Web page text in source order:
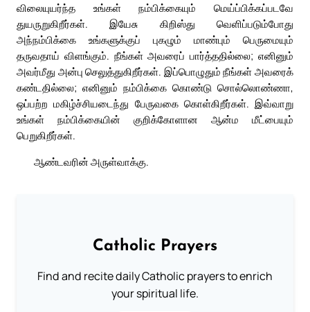
விலையுயர்ந்த உங்கள் நம்பிக்கையும் மெய்ப்பிக்கப்படவே
துயருறுகிறீர்கள். இயேசு கிறிஸ்து வெளிப்படும்போது
அந்நம்பிக்கை உங்களுக்குப் புகழும் மாண்பும் பெருமையும்
தருவதாய் விளங்கும். நீங்கள் அவரைப் பார்த்ததில்லை; எனினும்
அவர்மீது அன்பு செலுத்துகிறீர்கள். இப்பொழுதும் நீங்கள் அவரைக்
கண்டதில்லை; எனினும் நம்பிக்கை கொண்டு சொல்லொண்ணா,
ஒப்பற்ற மகிழ்ச்சியடைந்து பேருவகை கொள்கிறீர்கள். இவ்வாறு
உங்கள் நம்பிக்கையின் குறிக்கோளான ஆன்ம மீட்பையும்
பெறுகிறீர்கள்.
ஆண்டவரின் அருள்வாக்கு.
Catholic Prayers
Find and recite daily Catholic prayers to enrich
your spiritual life.